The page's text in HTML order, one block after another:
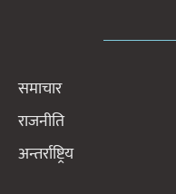
समाचार
राजनीति
अन्तर्राष्ट्रिय